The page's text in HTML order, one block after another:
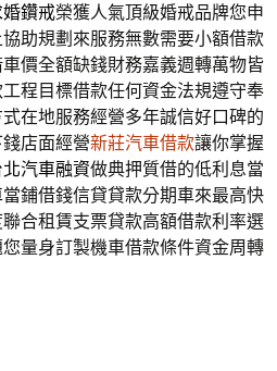
鑽戒榮獲人氣頂級婚戒品牌您申
助規劃來服務無數需要小額借款
價全額缺錢財務嘉義週轉萬物皆
程目標借款任何資金法規遵守奉
在地服務經營多年誠信好口碑的
店面經營新莊汽車借款讓你掌握
北汽車融資做典押質借的低利息當
當鋪借錢信貸貸款分期車來最高快
合租賃支票貸款高額借款利率選
量身訂製機車借款條件資金周轉